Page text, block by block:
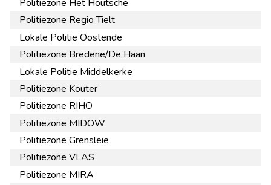
Politiezone Het Houtsche
Politiezone Regio Tielt
Lokale Politie Oostende
Politiezone Bredene/De Haan
Lokale Politie Middelkerke
Politiezone Kouter
Politiezone RIHO
Politiezone MIDOW
Politiezone Grensleie
Politiezone VLAS
Politiezone MIRA